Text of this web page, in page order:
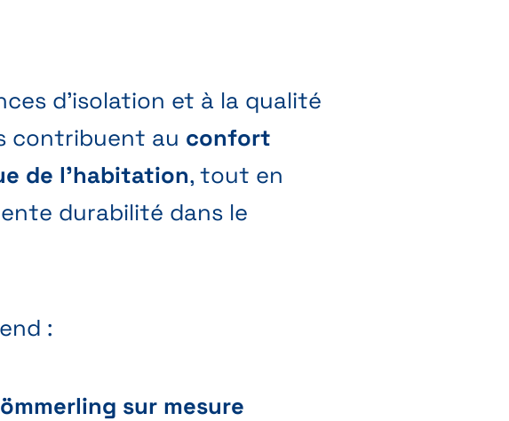
d’isolation et à la qualité
contribuent au confort
de l’habitation, tout en
durabilité dans le
:
sur mesure